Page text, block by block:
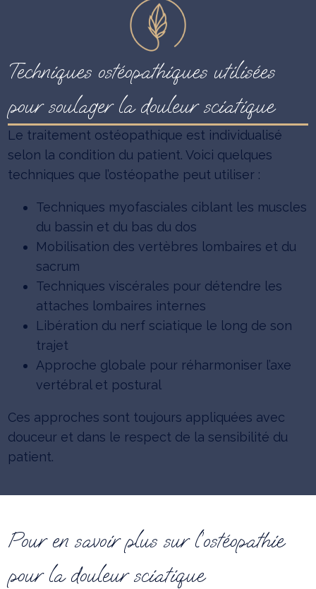
Techniques ostéopathiques utilisées
pour soulager la douleur sciatique
Le traitement ostéopathique est individualisé
selon la condition du patient. Voici quelques
techniques que l’ostéopathe peut utiliser :
Techniques myofasciales ciblant les muscles
du bassin et du bas du dos
Mobilisation des vertèbres lombaires et du
sacrum
Techniques viscérales pour détendre les
attaches lombaires internes
Libération du nerf sciatique le long de son
trajet
Approche globale pour réharmoniser l’axe
vertébral et postural
Ces approches sont toujours appliquées avec
douceur et dans le respect de la sensibilité du
patient.
Pour en savoir plus sur l’ostéopathie
pour la douleur sciatique